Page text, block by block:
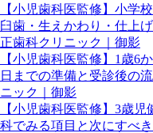
【小児歯科医監修】小学
臼歯・生えかわり・仕上
正歯科クリニック｜御影
【小児歯科医監修】1歳6
日までの準備と受診後の
ニック｜御影
【小児歯科医監修】3歳
科でみる項目と次にすべ